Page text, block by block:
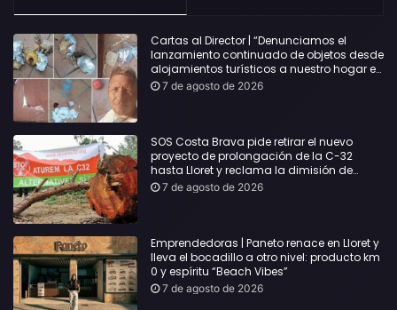
Cartas al Director | “Denunciamos el
lanzamiento continuado de objetos desde
alojamientos turísticos a nuestro hogar en
Lloret: Podría haber causado una
7 de agosto de 2026
SOS Costa Brava pide retirar el nuevo
proyecto de prolongación de la C-32
hasta Lloret y reclama la dimisión de
Sílvia Paneque
7 de agosto de 2026
Emprendedoras | Paneto renace en Lloret y
lleva el bocadillo a otro nivel: producto km
0 y espíritu “Beach Vibes”
7 de agosto de 2026